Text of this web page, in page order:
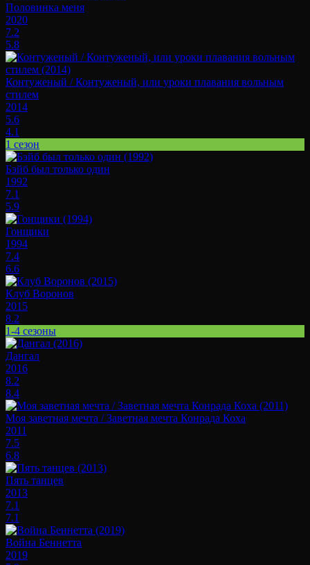
Половинка меня
2020
7.2
5.8
Контуженый / Контуженый, или уроки плавания вольным
стилем
2014
5.6
4.1
1 сезон
Бэйб был только один
1992
7.1
5.9
Гонщики
1994
7.4
6.6
Клуб Воронов
2015
8.2
1-4 сезоны
Дангал
2016
8.2
8.4
Моя заветная мечта / Заветная мечта Конрада Коха
2011
7.5
6.8
Пять танцев
2013
7.1
7.1
Война Беннетта
2019